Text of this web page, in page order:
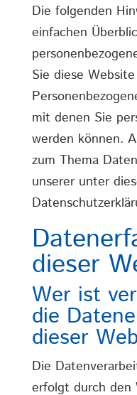
Die folgenden
einfachen
Sie diese
mit denen Sie
werden können.
zum Thema
unserer unter
dieser
Wer ist
die
dieser
Die
erfolgt durch den